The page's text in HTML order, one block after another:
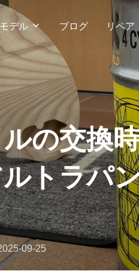
モデル ブログ リペア
の交換
トラパ
09-25